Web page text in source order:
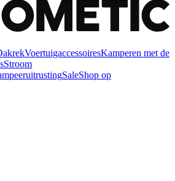
VoertuigaccessoiresKamperen met de
Stroom
SaleShop op